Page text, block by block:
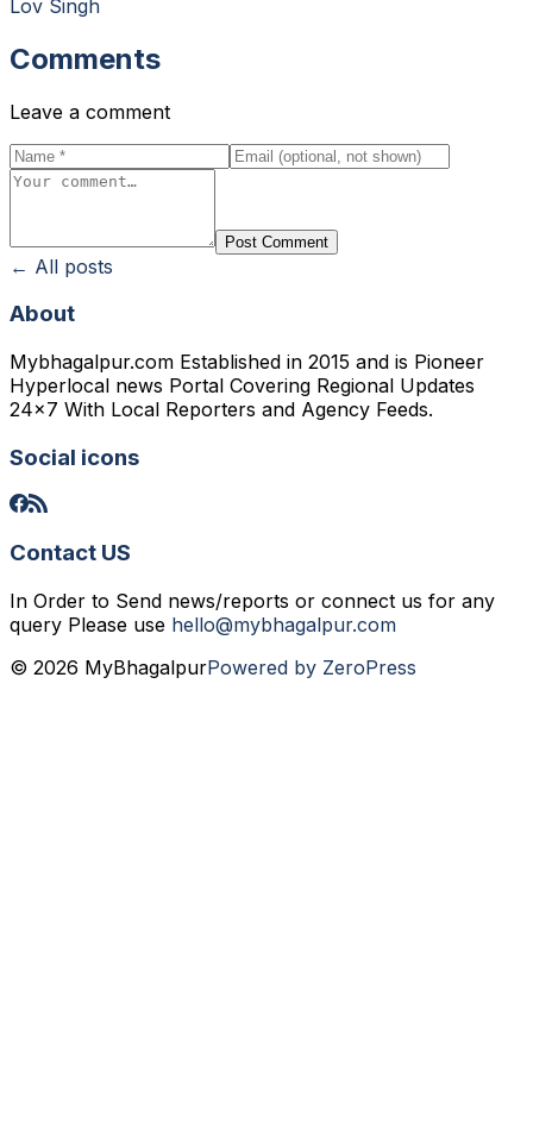
Lov Singh
Comments
Leave a comment
Post Comment
← All posts
About
Mybhagalpur.com Established in 2015 and is Pioneer
Hyperlocal news Portal Covering Regional Updates
24x7 With Local Reporters and Agency Feeds.
Social icons
Contact US
In Order to Send news/reports or connect us for any
query Please use hello@mybhagalpur.com
© 2026 MyBhagalpurPowered by ZeroPress